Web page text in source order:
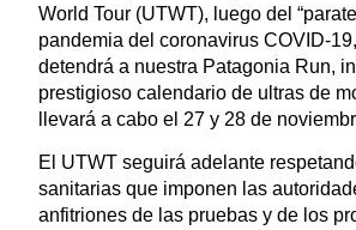
World Tour (UTWT), luego del
pandemia del coronavirus COVID-
detendrá a nuestra Patagonia Run,
prestigioso calendario de ultras de
llevará a cabo el 27 y 28 de
El UTWT seguirá adelante
sanitarias que imponen las
anfitriones de las pruebas y de los